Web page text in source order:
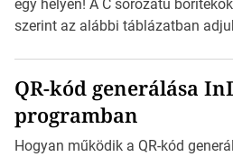
méretét. Akár néhány […]
egy helyen! A C sorozatú
szerint az alábbi táblázatban
mutatja az A4-es papírlaphoz
észak-amerikai boríték méretére az
vonatkozik. Boríték méretének
QR-kód generálása
programban
Hogyan működik a QR-kód